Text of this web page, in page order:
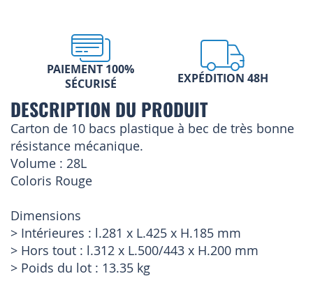
PAIEMENT 100%
SÉCURISÉ
EXPÉDITION 48H
DESCRIPTION DU PRODUIT
Carton de 10 bacs plastique à bec de très bonne
résistance mécanique.
Volume : 28L
Coloris Rouge
Dimensions
> Intérieures : l.281 x L.425 x H.185 mm
> Hors tout : l.312 x L.500/443 x H.200 mm
> Poids du lot : 13.35 kg